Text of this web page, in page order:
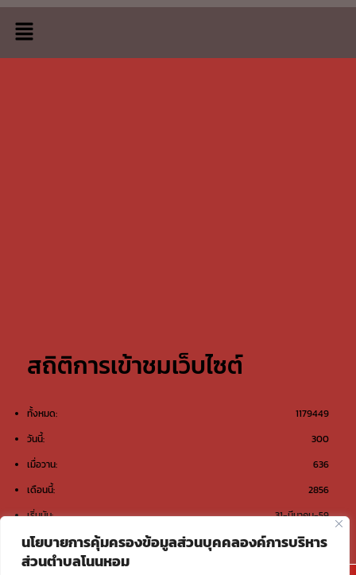
นโยบายการคุ้มครองข้อมูลส่วนบุคคลองค์การบริหาร
ส่วนตำบลโนนหอม
สถิติการเข้าชมเว็บไซต์
1179449
ทั้งหมด:
300
วันนี้:
636
เมื่อวาน:
2856
เดือนนี้:
31-มีนาคม-59
เริ่มนับ: